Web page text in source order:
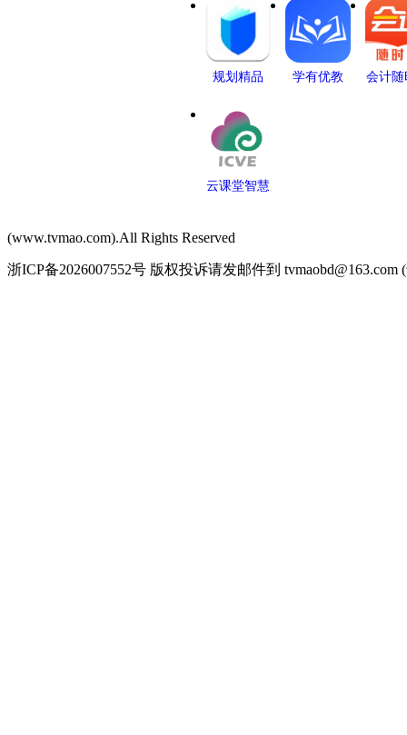
pitaya火龙
果英语
规划精品 学有优教 会计随
云课堂智慧
(www.tvmao.com).All Rights Reserved
浙ICP备2026007552号 版权投诉请发邮件到